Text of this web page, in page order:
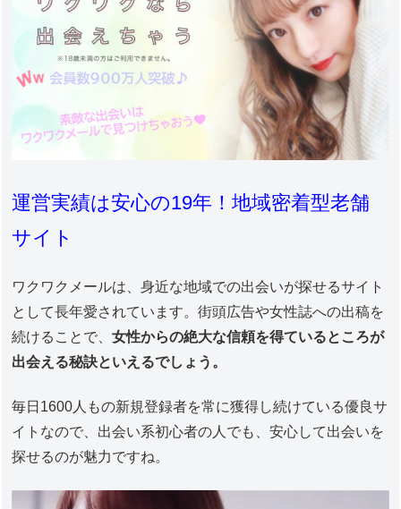
運営実績は安心の19年！地域密着型老舗
サイト
ワクワクメールは、身近な地域での出会いが探せるサイト
として長年愛されています。街頭広告や女性誌への出稿を
続けることで、女性からの絶大な信頼を得ているところが
出会える秘訣といえるでしょう。
毎日1600人もの新規登録者を常に獲得し続けている優良サ
イトなので、出会い系初心者の人でも、安心して出会いを
探せるのが魅力ですね。